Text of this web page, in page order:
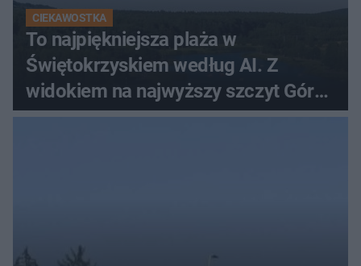
CIEKAWOSTKA
To najpiękniejsza plaża w
Świętokrzyskiem według AI. Z
widokiem na najwyższy szczyt Gór
Świętokrzyskich